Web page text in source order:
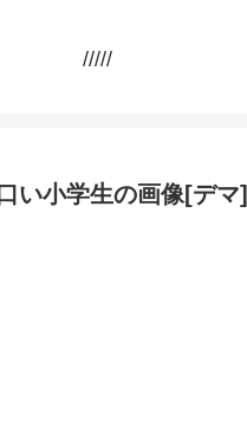
/////
小学生の画像[デマ]